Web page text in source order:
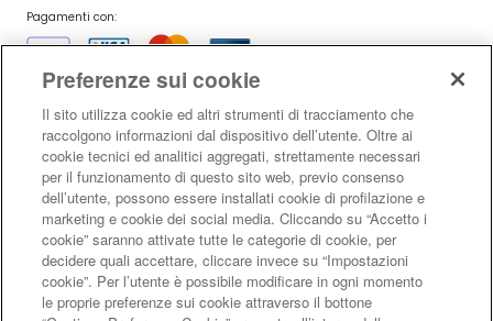
Pagamenti con:
Garanzia:
Condizioni generali di vendita |Condizioni d’uso del sito|Informativa sulla
risoluzione alternativa controversie consumatori - ADR/ODR
Informativa
sulla privacy |Informativa sulla garanzia legale di conformità|Informativa
sul diritto di recesso| Informativa sul RAEE|Informativa sui cookie
Preferenze sui cookie
Il sito utilizza cookie ed altri strumenti di tracciamento che
raccolgono informazioni dal dispositivo dell’utente. Oltre ai
cookie tecnici ed analitici aggregati, strettamente necessari
per il funzionamento di questo sito web, previo consenso
dell’utente, possono essere installati cookie di profilazione e
marketing e cookie dei social media. Cliccando su “Accetto i
cookie” saranno attivate tutte le categorie di cookie, per
decidere quali accettare, cliccare invece su “Impostazioni
cookie”. Per l’utente è possibile modificare in ogni momento
le proprie preferenze sui cookie attraverso il bottone